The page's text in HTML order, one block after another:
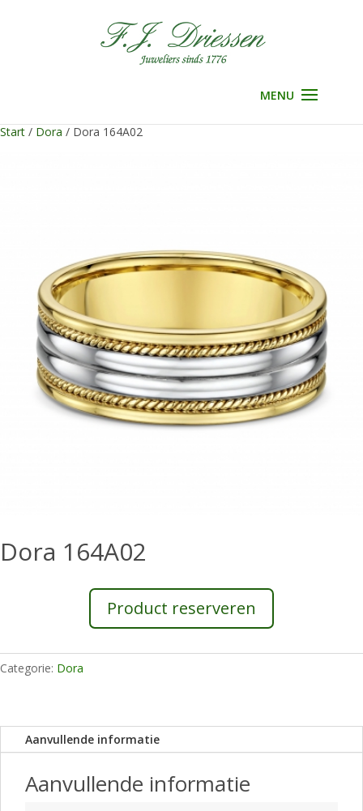
Start / Dora / Dora 164A02
Dora 164A02
Product reserveren
Categorie: Dora
Aanvullende informatie
Aanvullende informatie